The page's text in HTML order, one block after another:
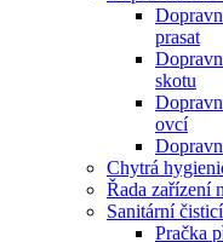
prasat
skotu
ovcí
Chytrá
Řada zařízení
Sanitární
Pračka